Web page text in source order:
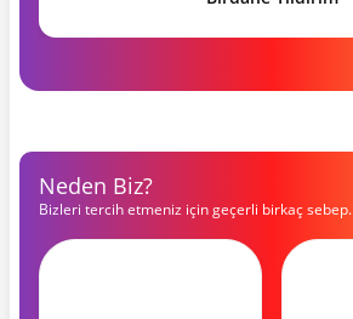
Neden Biz?
Bizleri tercih etmeniz için geçerli birkaç sebep.